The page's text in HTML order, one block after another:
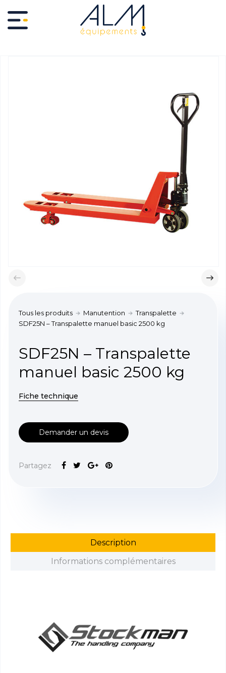
Tous les produits Manutention
Transpalette
SDF25N – Transpalette manuel basic 2500 kg
SDF25N – Transpalette
manuel basic 2500 kg
Fiche technique
Demander un devis
Partagez
Description
Informations complémentaires